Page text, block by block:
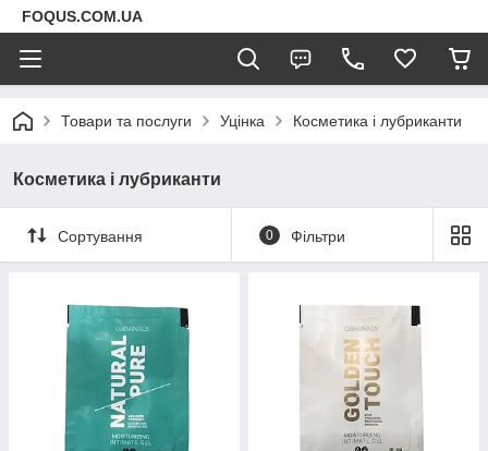
FOQUS.COM.UA
Товари та послуги Уцінка Косметика і лубриканти
Косметика і лубриканти
Сортування 0 Фільтри